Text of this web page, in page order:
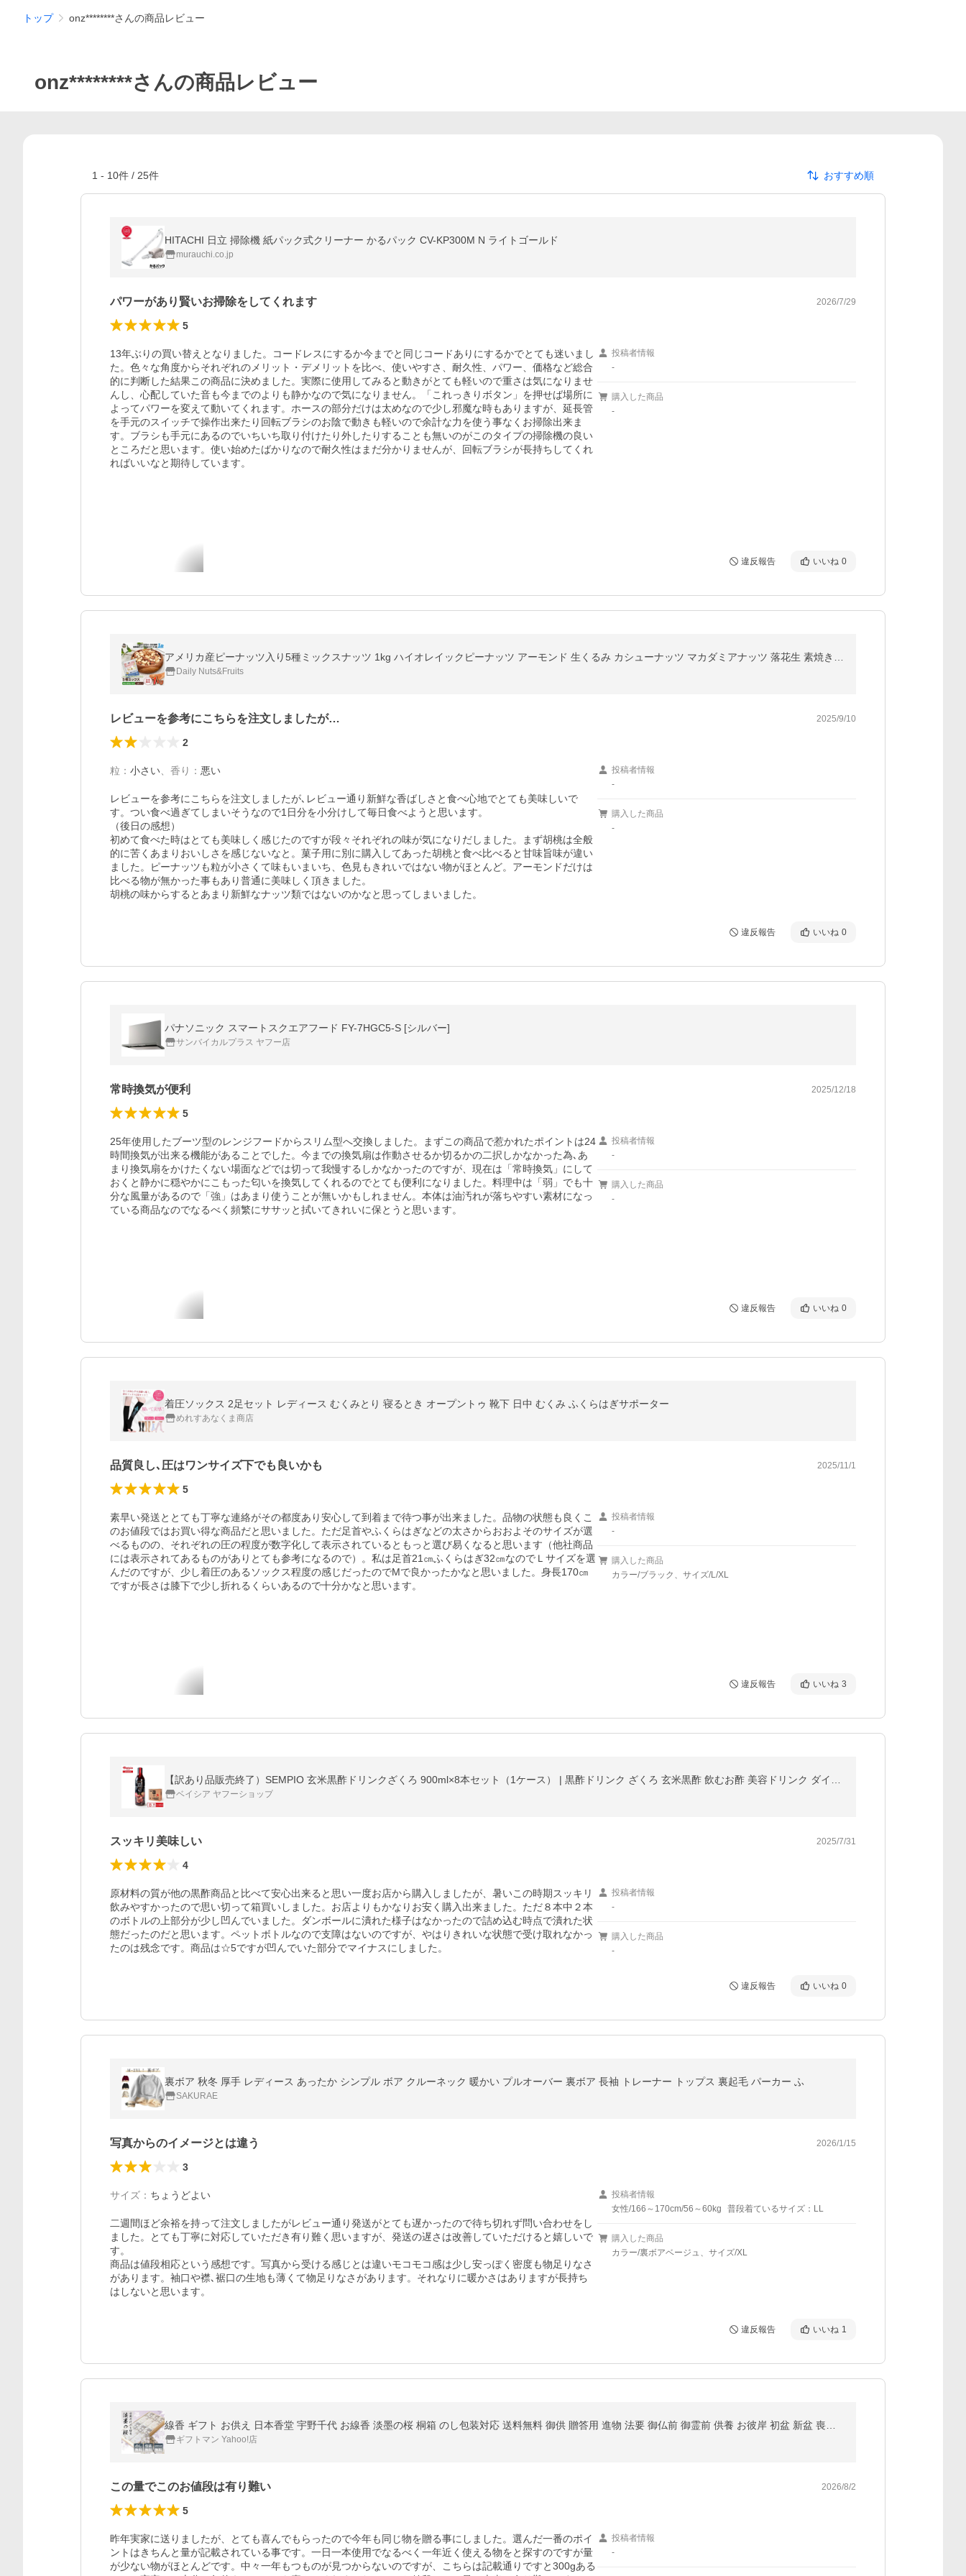
トップ onz********さんの商品レビュー
onz********さんの商品レビュー
1 - 10件 / 25件 おすすめ順
HITACHI 日立 掃除機 紙パック式クリーナー かるパック CV-KP300M N ライトゴールド
murauchi.co.jp
パワーがあり賢いお掃除をしてくれます 2026/7/29
5
13年ぶりの買い替えとなりました。コードレスにするか今までと同じコードありにするかでとても迷いまし
た。色々な角度からそれぞれのメリット・デメリットを比べ、使いやすさ、耐久性、パワー、価格など総合
的に判断した結果この商品に決めました。実際に使用してみると動きがとても軽いので重さは気になりませ
んし、心配していた音も今までのよりも静かなので気になりません。「これっきりボタン」を押せば場所に
よってパワーを変えて動いてくれます。ホースの部分だけは太めなので少し邪魔な時もありますが、延長管
を手元のスイッチで操作出来たり回転ブラシのお陰で動きも軽いので余計な力を使う事なくお掃除出来ま
す。ブラシも手元にあるのでいちいち取り付けたり外したりすることも無いのがこのタイプの掃除機の良い
ところだと思います。使い始めたばかりなので耐久性はまだ分かりませんが、回転ブラシが長持ちしてくれ
ればいいなと期待しています。
投稿者情報
-
購入した商品
-
違反報告 いいね 0
Daily Nuts&Fruits
レビューを参考にこちらを注文しましたが… 2025/9/10
2
粒 ： 小さい 香り ： 悪い
レビューを参考にこちらを注文しましたが､レビュー通り新鮮な香ばしさと食べ心地でとても美味しいで
す。つい食べ過ぎてしまいそうなので1日分を小分けして毎日食べようと思います。
（後日の感想）
初めて食べた時はとても美味しく感じたのですが段々それぞれの味が気になりだしました。まず胡桃は全般
的に苦くあまりおいしさを感じないなと。菓子用に別に購入してあった胡桃と食べ比べると甘味旨味が違い
ました。ピーナッツも粒が小さくて味もいまいち、色見もきれいではない物がほとんど。アーモンドだけは
比べる物が無かった事もあり普通に美味しく頂きました。
胡桃の味からするとあまり新鮮なナッツ類ではないのかなと思ってしまいました。
投稿者情報
-
購入した商品
-
違反報告 いいね 0
パナソニック スマートスクエアフード FY-7HGC5-S [シルバー]
サンバイカルプラス ヤフー店
常時換気が便利 2025/12/18
5
25年使用したブーツ型のレンジフードからスリム型へ交換しました。まずこの商品で惹かれたポイントは24
時間換気が出来る機能があることでした。今までの換気扇は作動させるか切るかの二択しかなかった為､あ
まり換気扇をかけたくない場面などでは切って我慢するしかなかったのですが、現在は「常時換気」にして
おくと静かに穏やかにこもった匂いを換気してくれるのでとても便利になりました。料理中は「弱」でも十
分な風量があるので「強」はあまり使うことが無いかもしれません。本体は油汚れが落ちやすい素材になっ
ている商品なのでなるべく頻繁にササッと拭いてきれいに保とうと思います。
投稿者情報
-
購入した商品
-
違反報告 いいね 0
着圧ソックス 2足セット レディース むくみとり 寝るとき オープントゥ 靴下 日中 むくみ ふくらはぎサポーター
めれすあなくま商店
品質良し､圧はワンサイズ下でも良いかも 2025/11/1
5
素早い発送ととても丁寧な連絡がその都度あり安心して到着まで待つ事が出来ました。品物の状態も良くこ
のお値段ではお買い得な商品だと思いました。ただ足首やふくらはぎなどの太さからおおよそのサイズが選
べるものの、それぞれの圧の程度が数字化して表示されているともっと選び易くなると思います（他社商品
には表示されてあるものがありとても参考になるので）。私は足首21㎝ふくらはぎ32㎝なのでＬサイズを選
んだのですが、少し着圧のあるソックス程度の感じだったのでMで良かったかなと思いました。身長170㎝
ですが長さは膝下で少し折れるくらいあるので十分かなと思います。
投稿者情報
-
購入した商品
カラー/ブラック、サイズ/L/XL
違反報告 いいね 3
ベイシア ヤフーショップ
スッキリ美味しい 2025/7/31
4
原材料の質が他の黒酢商品と比べて安心出来ると思い一度お店から購入しましたが、暑いこの時期スッキリ
飲みやすかったので思い切って箱買いしました。お店よりもかなりお安く購入出来ました。ただ８本中２本
のボトルの上部分が少し凹んでいました。ダンボールに潰れた様子はなかったので詰め込む時点で潰れた状
態だったのだと思います。ペットボトルなので支障はないのですが、やはりきれいな状態で受け取れなかっ
たのは残念です。商品は☆5ですが凹んでいた部分でマイナスにしました。
投稿者情報
-
購入した商品
-
違反報告 いいね 0
裏ボア 秋冬 厚手 レディース あったか シンプル ボア クルーネック 暖かい プルオーバー 裏ボア 長袖 トレーナー トップス 裏起毛 パーカー ふ
SAKURAE
写真からのイメージとは違う 2026/1/15
3
サイズ ： ちょうどよい
二週間ほど余裕を持って注文しましたがレビュー通り発送がとても遅かったので待ち切れず問い合わせをし
ました。とても丁寧に対応していただき有り難く思いますが、発送の遅さは改善していただけると嬉しいで
す。
商品は値段相応という感想です。写真から受ける感じとは違いモコモコ感は少し安っぽく密度も物足りなさ
があります。袖口や襟､裾口の生地も薄くて物足りなさがあります。それなりに暖かさはありますが長持ち
はしないと思います。
投稿者情報
女性/166～170cm/56～60kg
普段着ているサイズ：LL
購入した商品
カラー/裏ボアベージュ、サイズ/XL
違反報告 いいね 1
ギフトマン Yahoo!店
この量でこのお値段は有り難い 2026/8/2
5
昨年実家に送りましたが、とても喜んでもらったので今年も同じ物を贈る事にしました。選んだ一番のポイ
ントはきちんと量が記載されている事です。一日一本使用でなるべく一年近く使える物をと探すのですが量
が少ない物がほとんどです。中々一年もつものが見つからないのですが、こちらは記載通りですと300gある
投稿者情報
-